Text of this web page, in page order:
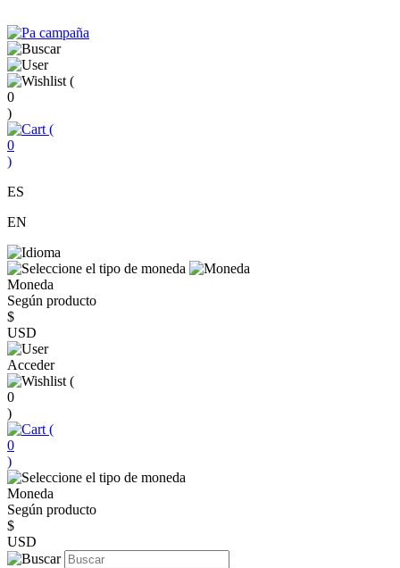
(
0
)
(
0
)
ES
EN
Moneda
Según producto
$
USD
Acceder
(
0
)
(
0
)
Moneda
Según producto
$
USD